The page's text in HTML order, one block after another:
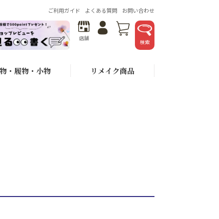
ご利用ガイド よくある質問 お問い合わせ
店舗
検索
・履物・小物 リメイク商品